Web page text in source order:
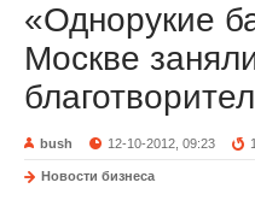
«Однорукие
Москве
bush 12-10-2012, 09:23
Новости бизнеса